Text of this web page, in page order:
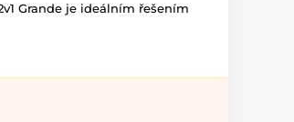
Grande je ideálním řešením